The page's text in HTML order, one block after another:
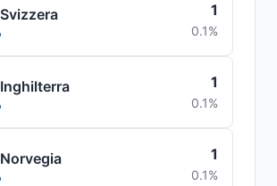
Svizzera 1
0.1%
Inghilterra 1
0.1%
Norvegia 1
0.1%